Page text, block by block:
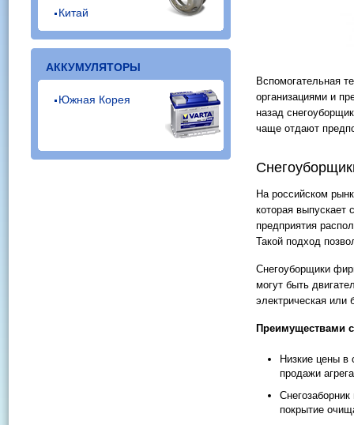
Китай
АККУМУЛЯТОРЫ
Южная Корея
Вспомогательная
организациями и
назад
чаще отдают
На российском
которая выпускает
предприятия
Такой подход
Снегоуборщики
могут быть
электрическая или
Преимуществами
Низкие цены в
продажи
покрытие